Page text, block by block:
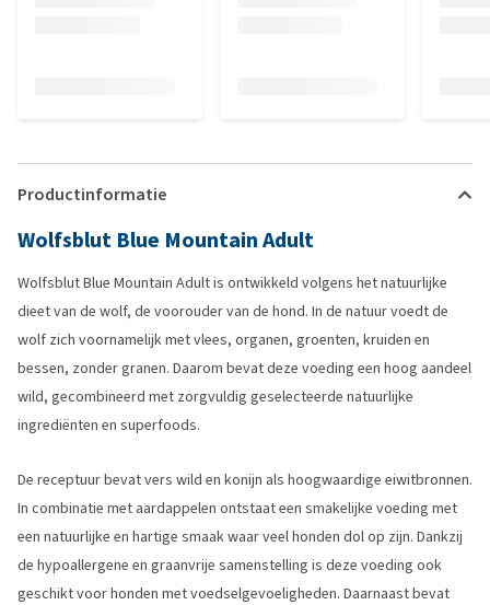
Productinformatie
Wolfsblut Blue Mountain Adult
Wolfsblut Blue Mountain Adult is ontwikkeld volgens het natuurlijke
dieet van de wolf, de voorouder van de hond. In de natuur voedt de
wolf zich voornamelijk met vlees, organen, groenten, kruiden en
bessen, zonder granen. Daarom bevat deze voeding een hoog aandeel
wild, gecombineerd met zorgvuldig geselecteerde natuurlijke
ingrediënten en superfoods.
De receptuur bevat vers wild en konijn als hoogwaardige eiwitbronnen.
In combinatie met aardappelen ontstaat een smakelijke voeding met
een natuurlijke en hartige smaak waar veel honden dol op zijn. Dankzij
de hypoallergene en graanvrije samenstelling is deze voeding ook
geschikt voor honden met voedselgevoeligheden. Daarnaast bevat